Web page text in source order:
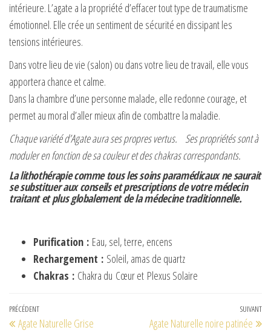
intérieure. L’agate a la propriété d’effacer tout type de traumatisme
émotionnel. Elle crée un sentiment de sécurité en dissipant les
tensions intérieures.
Dans votre lieu de vie (salon) ou dans votre lieu de travail, elle vous
apportera chance et calme.
Dans la chambre d’une personne malade, elle redonne courage, et
permet au moral d’aller mieux afin de combattre la maladie.
Chaque variété d’Agate aura ses propres vertus. Ses propriétés sont à
moduler en fonction de sa couleur et des chakras correspondants.
La lithothérapie comme tous les soins paramédicaux ne saurait
se substituer aux conseils et prescriptions de votre médecin
traitant et plus globalement de la médecine traditionnelle.
Purification : Eau, sel, terre, encens
Rechargement : Soleil, amas de quartz
Chakras : Chakra du Cœur et Plexus Solaire
Navigation
Article
précédent
PRÉCÉDENT
Agate Naturelle Grise
SUIVANT
Agate Naturelle noire patinée